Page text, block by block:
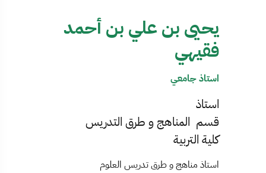
يحيى بن علي بن أحمد
فقيهي
استاذ جامعي
استاذ
قسم المناهج و طرق التدريس
كلية التربية
استاذ مناهج و طرق تدريس العلوم